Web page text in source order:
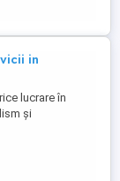
in
lucrare în
și